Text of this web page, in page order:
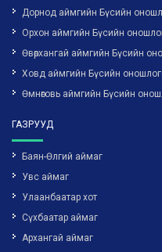
Дорнод аймгийн Бүсийн
Орхон аймгийн Бүсийн
Өвөрхангай аймгийн Бүсийн
Ховд аймгийн Бүсийн
Өмнөговь аймгийн Бүсийн
ГАЗРУУД
Баян-Өлгий аймаг
Увс аймаг
Улаанбаатар хот
Сүхбаатар аймаг
Архангай аймаг